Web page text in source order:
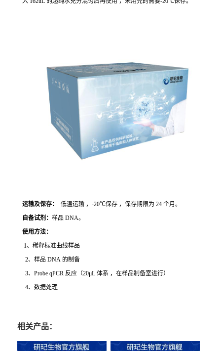
运输及保存：
低温运输 ，-20℃保存 ，保存期限为 24 个月。
自备试剂： 样品 DNA。
使用方法：
1、稀释标准曲线样品
2、样品 DNA 的制备
3、Probe qPCR 反应（20μL 体系 ，在样品制备室进行）
4、数据处理
相关产品：